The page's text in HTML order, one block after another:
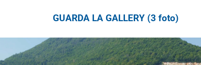
GUARDA LA GALLERY (3 foto)